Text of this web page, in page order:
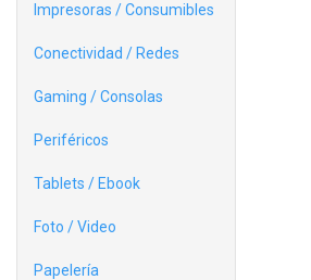
Impresoras / Consumibles
Conectividad / Redes
Gaming / Consolas
Periféricos
Tablets / Ebook
Foto / Video
Papelería